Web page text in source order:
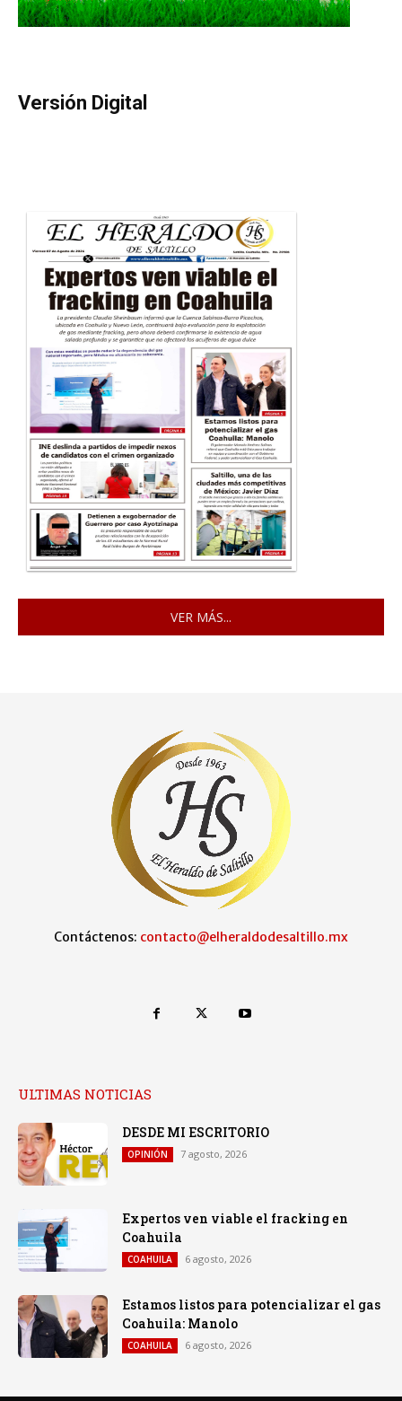
Versión Digital
VER MÁS...
Contáctenos: contacto@elheraldodesaltillo.mx
ULTIMAS NOTICIAS
DESDE MI ESCRITORIO
OPINIÓN 7 agosto, 2026
Expertos ven viable el fracking en
Coahuila
COAHUILA 6 agosto, 2026
Estamos listos para potencializar el gas
Coahuila: Manolo
COAHUILA 6 agosto, 2026